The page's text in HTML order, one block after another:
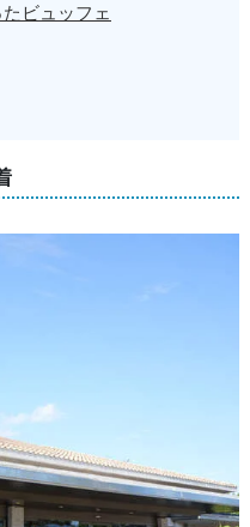
ビュッフェ